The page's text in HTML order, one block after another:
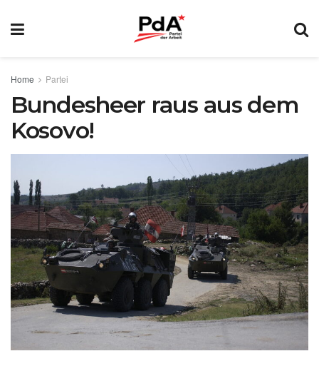
Home Partei
Bundesheer raus aus dem
Kosovo!